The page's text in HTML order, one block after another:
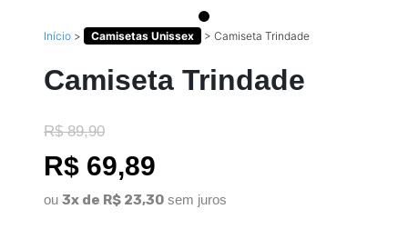
Início > Camisetas Unissex > Camiseta Trindade
Camiseta Trindade
R$ 89,90
R$ 69,89
ou 3x de R$ 23,30 sem juros